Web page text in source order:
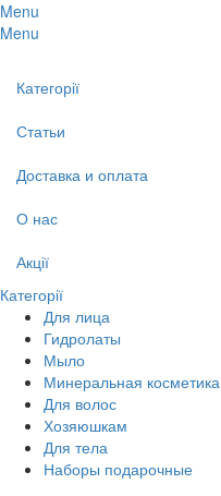
Menu
Menu
Категорії
Статьи
Доставка и оплата
О нас
Акції
Категорії
Для лица
Гидролаты
Мыло
Минеральная косметика
Для волос
Хозяюшкам
Для тела
Наборы подарочные